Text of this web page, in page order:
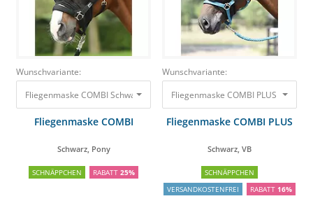
Wunschvariante:
Fliegenmaske COMBI Schwarz, Pony
47,90 €35,68 €
Fliegenmaske COMBI
Schwarz, Pony
SCHNÄPPCHEN RABATT 25%
Wunschvariante:
Fliegenmaske COMBI
Fliegenmaske COMBI PLUS
Schwarz, VB
SCHNÄPPCHEN
VERSANDKOSTENFREI
RABATT 16%